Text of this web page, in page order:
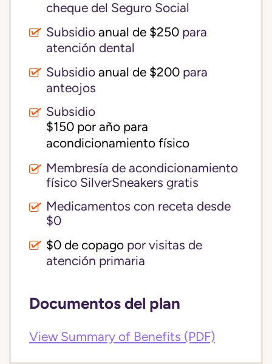
cheque del Seguro Social
Subsidio anual de $250 para
atención dental
Subsidio anual de $200 para
anteojos
Subsidio
$150 por año para
acondicionamiento físico
Membresía de acondicionamiento
físico SilverSneakers gratis
Medicamentos con receta desde
$0
$0 de copago por visitas de
atención primaria
Documentos del plan
View Summary of Benefits (PDF)